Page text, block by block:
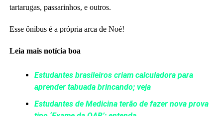
tartarugas, passarinhos, e outros.
Esse ônibus é a própria arca de Noé!
Leia mais notícia boa
Estudantes brasileiros criam calculadora para
aprender tabuada brincando; veja
Estudantes de Medicina terão de fazer nova prova